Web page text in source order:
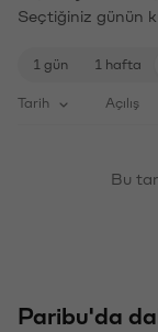
Seçtiğiniz günün
1 gün 1 hafta
Tarih Açılış
Bu
Paribu'da